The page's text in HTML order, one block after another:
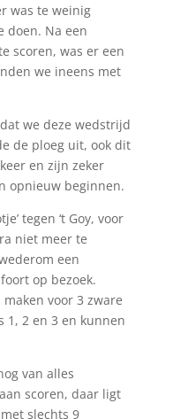
was te weinig
doen. Na een
scoren, was er een
we ineens met
we deze wedstrijd
de ploeg uit, ook dit
en zijn zeker
opnieuw beginnen.
tegen ‘t Goy, voor
niet meer te
een
op bezoek.
voor 3 zware
2 en 3 en kunnen
van alles
scoren, daar ligt
slechts 9